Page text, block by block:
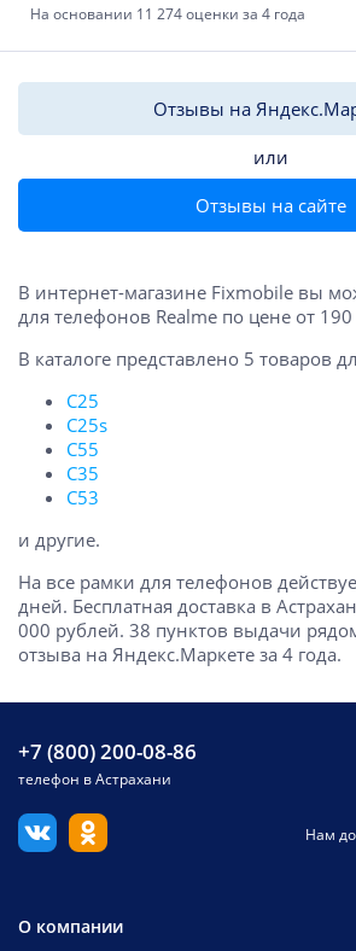
На основании 11 274 оценки за 4 года
Отзывы на
или
Отзывы на сайте
В интернет-магазине Fixmobile вы
для телефонов Realme по цене от 190
В каталоге представлено 5 товаров
C25
C25s
C55
C35
C53
и другие.
На все рамки для телефонов
дней. Бесплатная доставка в
000 рублей. 38 пунктов выдачи
отзыва на Яндекс.Маркете за 4 года.
+7 (800) 200-08-86
телефон в Астрахани
Нам
О компании